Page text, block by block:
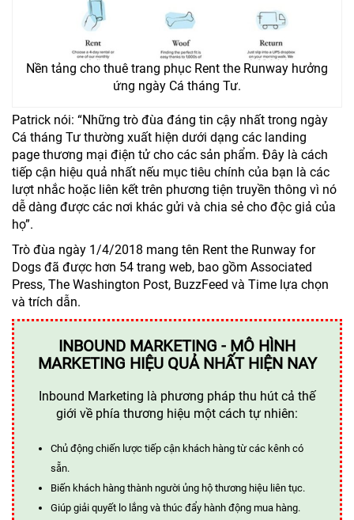
Nền tảng cho thuê trang phục Rent the Runway hưởng
ứng ngày Cá tháng Tư.
Patrick nói: “Những trò đùa đáng tin cậy nhất trong ngày
Cá tháng Tư thường xuất hiện dưới dạng các landing
page thương mại điện tử cho các sản phẩm. Đây là cách
tiếp cận hiệu quả nhất nếu mục tiêu chính của bạn là các
lượt nhắc hoặc liên kết trên phương tiện truyền thông vì nó
dễ dàng được các nơi khác gửi và chia sẻ cho độc giả của
họ”.
Trò đùa ngày 1/4/2018 mang tên Rent the Runway for
Dogs đã được hơn 54 trang web, bao gồm Associated
Press, The Washington Post, BuzzFeed và Time lựa chọn
và trích dẫn.
INBOUND MARKETING - MÔ HÌNH
MARKETING HIỆU QUẢ NHẤT HIỆN NAY
Inbound Marketing là phương pháp thu hút cả thế
giới về phía thương hiệu một cách tự nhiên:
Chủ động chiến lược tiếp cận khách hàng từ các kênh có
sẵn.
Biến khách hàng thành người ủng hộ thương hiệu liên tục.
Giúp giải quyết lo lắng và thúc đẩy hành động mua hàng.